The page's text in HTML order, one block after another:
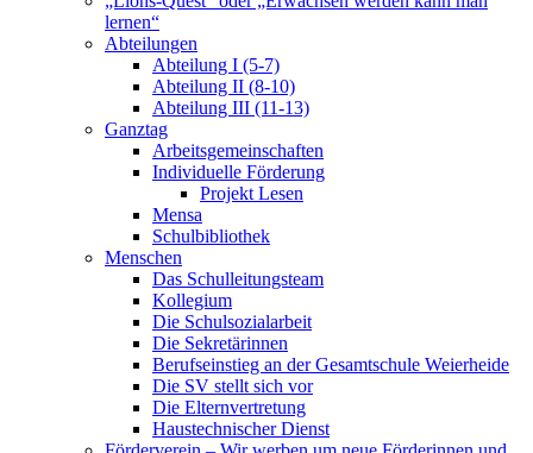
lernen“
Abteilungen
Abteilung I (5-7)
Abteilung II (8-10)
Abteilung III (11-13)
Ganztag
Arbeitsgemeinschaften
Individuelle Förderung
Projekt Lesen
Mensa
Schulbibliothek
Menschen
Das Schulleitungsteam
Kollegium
Die Schulsozialarbeit
Die Sekretärinnen
Berufseinstieg an der Gesamtschule Weierheide
Die SV stellt sich vor
Die Elternvertretung
Haustechnischer Dienst